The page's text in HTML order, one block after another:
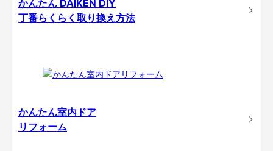
かんたん DAIKEN DIY
丁番らくらく取り換え方法
かんたん室内ドア
リフォーム